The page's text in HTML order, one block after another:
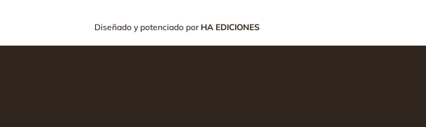
Diseñado y potenciado por HA EDICIONES